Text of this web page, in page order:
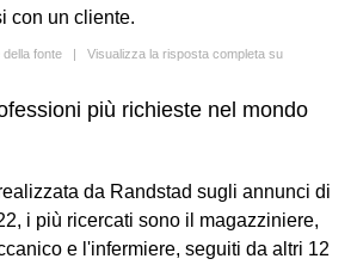
con un cliente.
fonte | Visualizza la risposta completa su
più richieste nel mondo
da Randstad sugli annunci di
i più ricercati sono il magazziniere,
e l'infermiere, seguiti da altri 12